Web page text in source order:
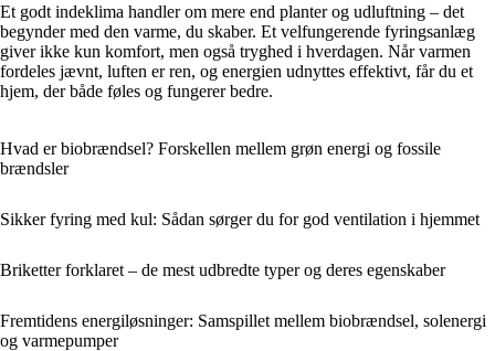
Et godt indeklima handler om mere end planter og udluftning – det
begynder med den varme, du skaber. Et velfungerende fyringsanlæg
giver ikke kun komfort, men også tryghed i hverdagen. Når varmen
fordeles jævnt, luften er ren, og energien udnyttes effektivt, får du et
hjem, der både føles og fungerer bedre.
Hvad er biobrændsel? Forskellen mellem grøn energi og fossile
brændsler
Sikker fyring med kul: Sådan sørger du for god ventilation i hjemmet
Briketter forklaret – de mest udbredte typer og deres egenskaber
Fremtidens energiløsninger: Samspillet mellem biobrændsel, solenergi
og varmepumper